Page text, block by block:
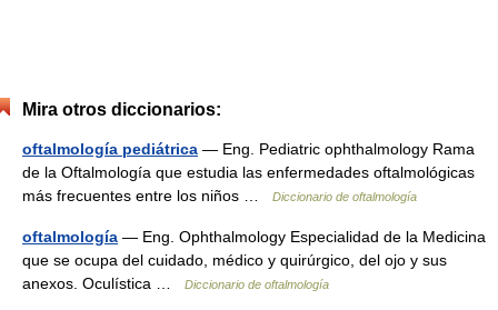
Mira otros diccionarios:
oftalmología pediátrica — Eng. Pediatric ophthalmology Rama
de la Oftalmología que estudia las enfermedades oftalmológicas
más frecuentes entre los niños …
Diccionario de oftalmología
oftalmología — Eng. Ophthalmology Especialidad de la Medicina
que se ocupa del cuidado, médico y quirúrgico, del ojo y sus
anexos. Oculística …
Diccionario de oftalmología